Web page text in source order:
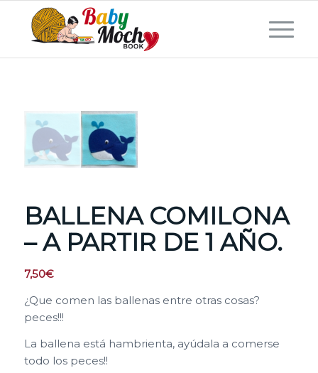
BALLENA COMILONA
– A PARTIR DE 1 AÑO.
7,50€
¿Que comen las ballenas entre otras cosas?
peces!!!
La ballena está hambrienta, ayúdala a comerse
todo los peces!!